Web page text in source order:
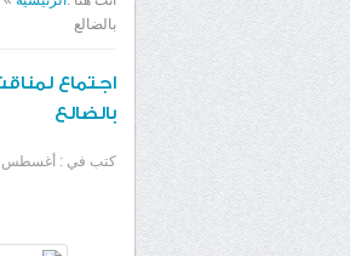
بالضالع
اجتماع
بالضالع
كتب في : أغسطس 15, 2022